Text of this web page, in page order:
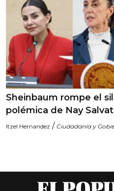
Sheinbaum rompe el
polémica de Nay
Itzel Hernandez / Ciudadanía y